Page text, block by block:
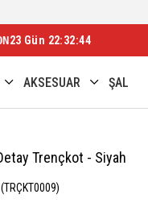
23 Gün 22:32:42
AKSESUAR ŞAL
Trençkot - Siyah
(TRÇKT0009)